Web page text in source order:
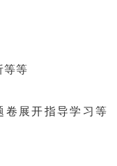
等等
卷展开指导学习等